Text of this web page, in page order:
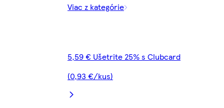
Viac z kategórie
5,59 € Ušetrite 25% s Clubcard
(0,93 €/kus)